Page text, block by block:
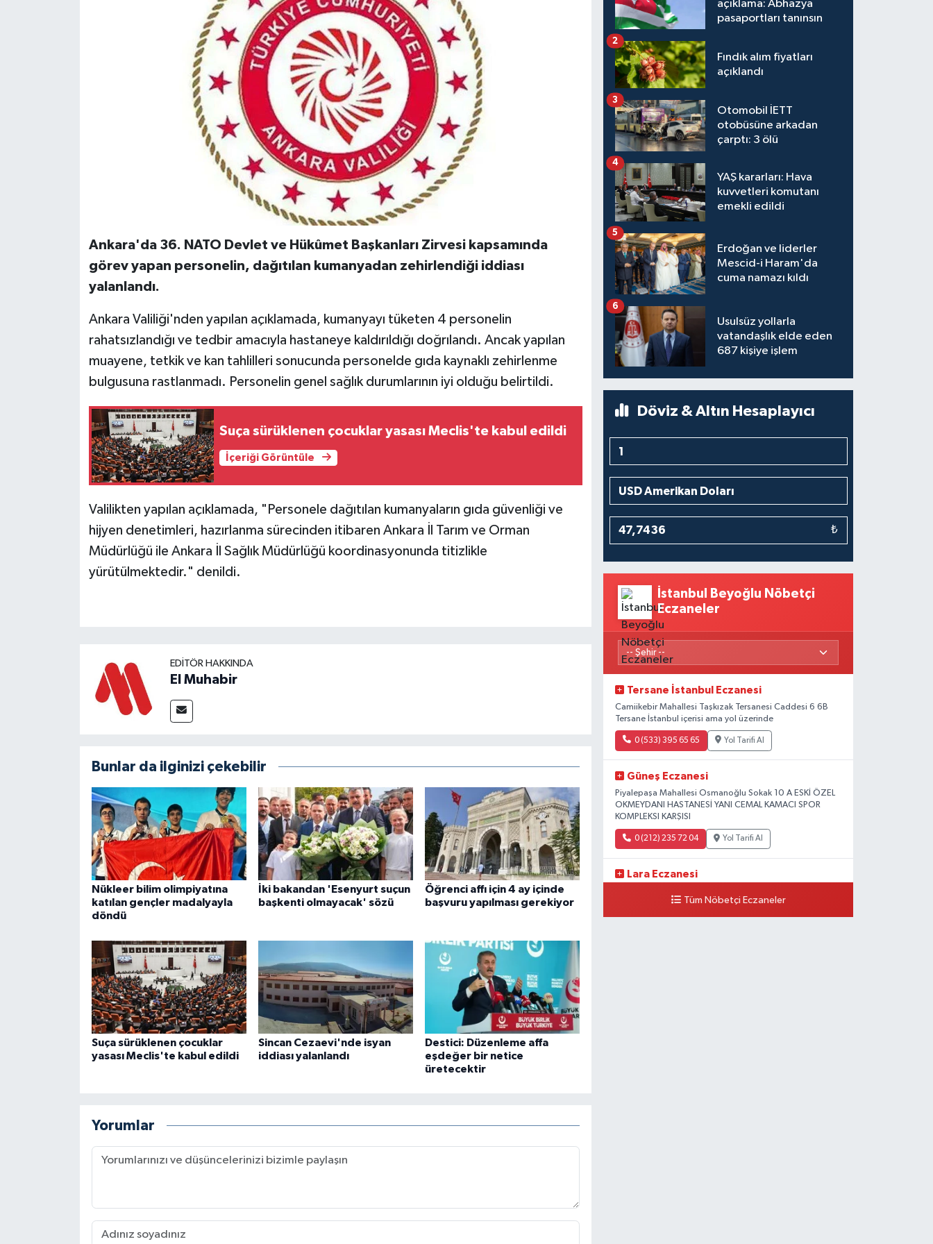
Ankara'da 36. NATO Devlet ve Hükûmet Başkanları Zirvesi kapsamında
görev yapan personelin, dağıtılan kumanyadan zehirlendiği iddiası
yalanlandı.
Ankara Valiliği'nden yapılan açıklamada, kumanyayı tüketen 4 personelin
rahatsızlandığı ve tedbir amacıyla hastaneye kaldırıldığı doğrılandı. Ancak yapılan
muayene, tetkik ve kan tahlilleri sonucunda personelde gıda kaynaklı zehirlenme
bulgusuna rastlanmadı. Personelin genel sağlık durumlarının iyi olduğu belirtildi.
Suça sürüklenen çocuklar yasası Meclis'te kabul edildi
İçeriği Görüntüle
Valilikten yapılan açıklamada, "Personele dağıtılan kumanyaların gıda güvenliği ve
hijyen denetimleri, hazırlanma sürecinden itibaren Ankara İl Tarım ve Orman
Müdürlüğü ile Ankara İl Sağlık Müdürlüğü koordinasyonunda titizlikle
yürütülmektedir." denildi.
EDITÖR HAKKINDA
El Muhabir
Bunlar da ilginizi çekebilir
Nükleer bilim olimpiyatına
katılan gençler madalyayla
döndü
İki bakandan 'Esenyurt suçun
başkenti olmayacak' sözü
Öğrenci affı için 4 ay içinde
başvuru yapılması gerekiyor
Suça sürüklenen çocuklar
yasası Meclis'te kabul edildi
Sincan Cezaevi'nde isyan
iddiası yalanlandı
Destici: Düzenleme affa
eşdeğer bir netice
üretecektir
Yorumlar
açıklama: Abhazya
pasaportları tanınsın
Fındık alım fiyatları
açıklandı
2
Otomobil İETT
otobüsüne arkadan
çarptı: 3 ölü
3
YAŞ kararları: Hava
kuvvetleri komutanı
emekli edildi
4
Erdoğan ve liderler
Mescid-i Haram'da
cuma namazı kıldı
5
Usulsüz yollarla
vatandaşlık elde eden
687 kişiye işlem
6
Döviz & Altın Hesaplayıcı
₺
İstanbul Beyoğlu Nöbetçi
Eczaneler
Tersane İstanbul Eczanesi
Camiikebir Mahallesi Taşkızak Tersanesi Caddesi 6 6B
Tersane İstanbul içerisi ama yol üzerinde
0 (533) 395 65 65 Yol Tarifi Al
Güneş Eczanesi
Piyalepaşa Mahallesi Osmanoğlu Sokak 10 A ESKİ ÖZEL
OKMEYDANI HASTANESİ YANI CEMAL KAMACI SPOR
KOMPLEKSI KARŞISI
0 (212) 235 72 04 Yol Tarifi Al
Lara Eczanesi
YARDIM HASTANESİ KARŞISITüm Nöbetçi Eczaneler